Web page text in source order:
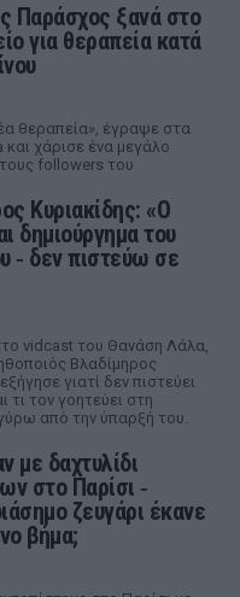
Παράσχος ξανά στο
για θεραπεία κατά
θεραπεία», έγραψε στα
χάρισε ένα μεγάλο
followers του
Κυριακίδης: «Ο
δημιούργημα του
‑ δεν πιστεύω σε
vidcast του Θανάση Λάλα,
Βλαδίμηρος
γιατί δεν πιστεύει
τι τον γοητεύει στη
από την ύπαρξή του.
με δαχτυλίδι
στο Παρίσι ‑
ζευγάρι έκανε
βήμα;